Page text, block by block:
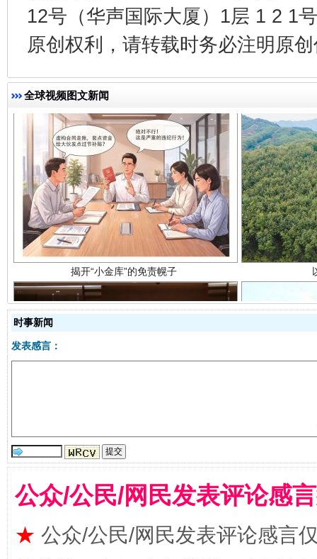
12号（华声国际大厦）1层 1 2 1
原创权利，请转载时务必注明原
全球视频图文新闻
揭开“小金库”的免责幌子
时事新闻
发表感言：
公众/公民/网民发表评论感
★ 公众/公民/网民发表评论感言